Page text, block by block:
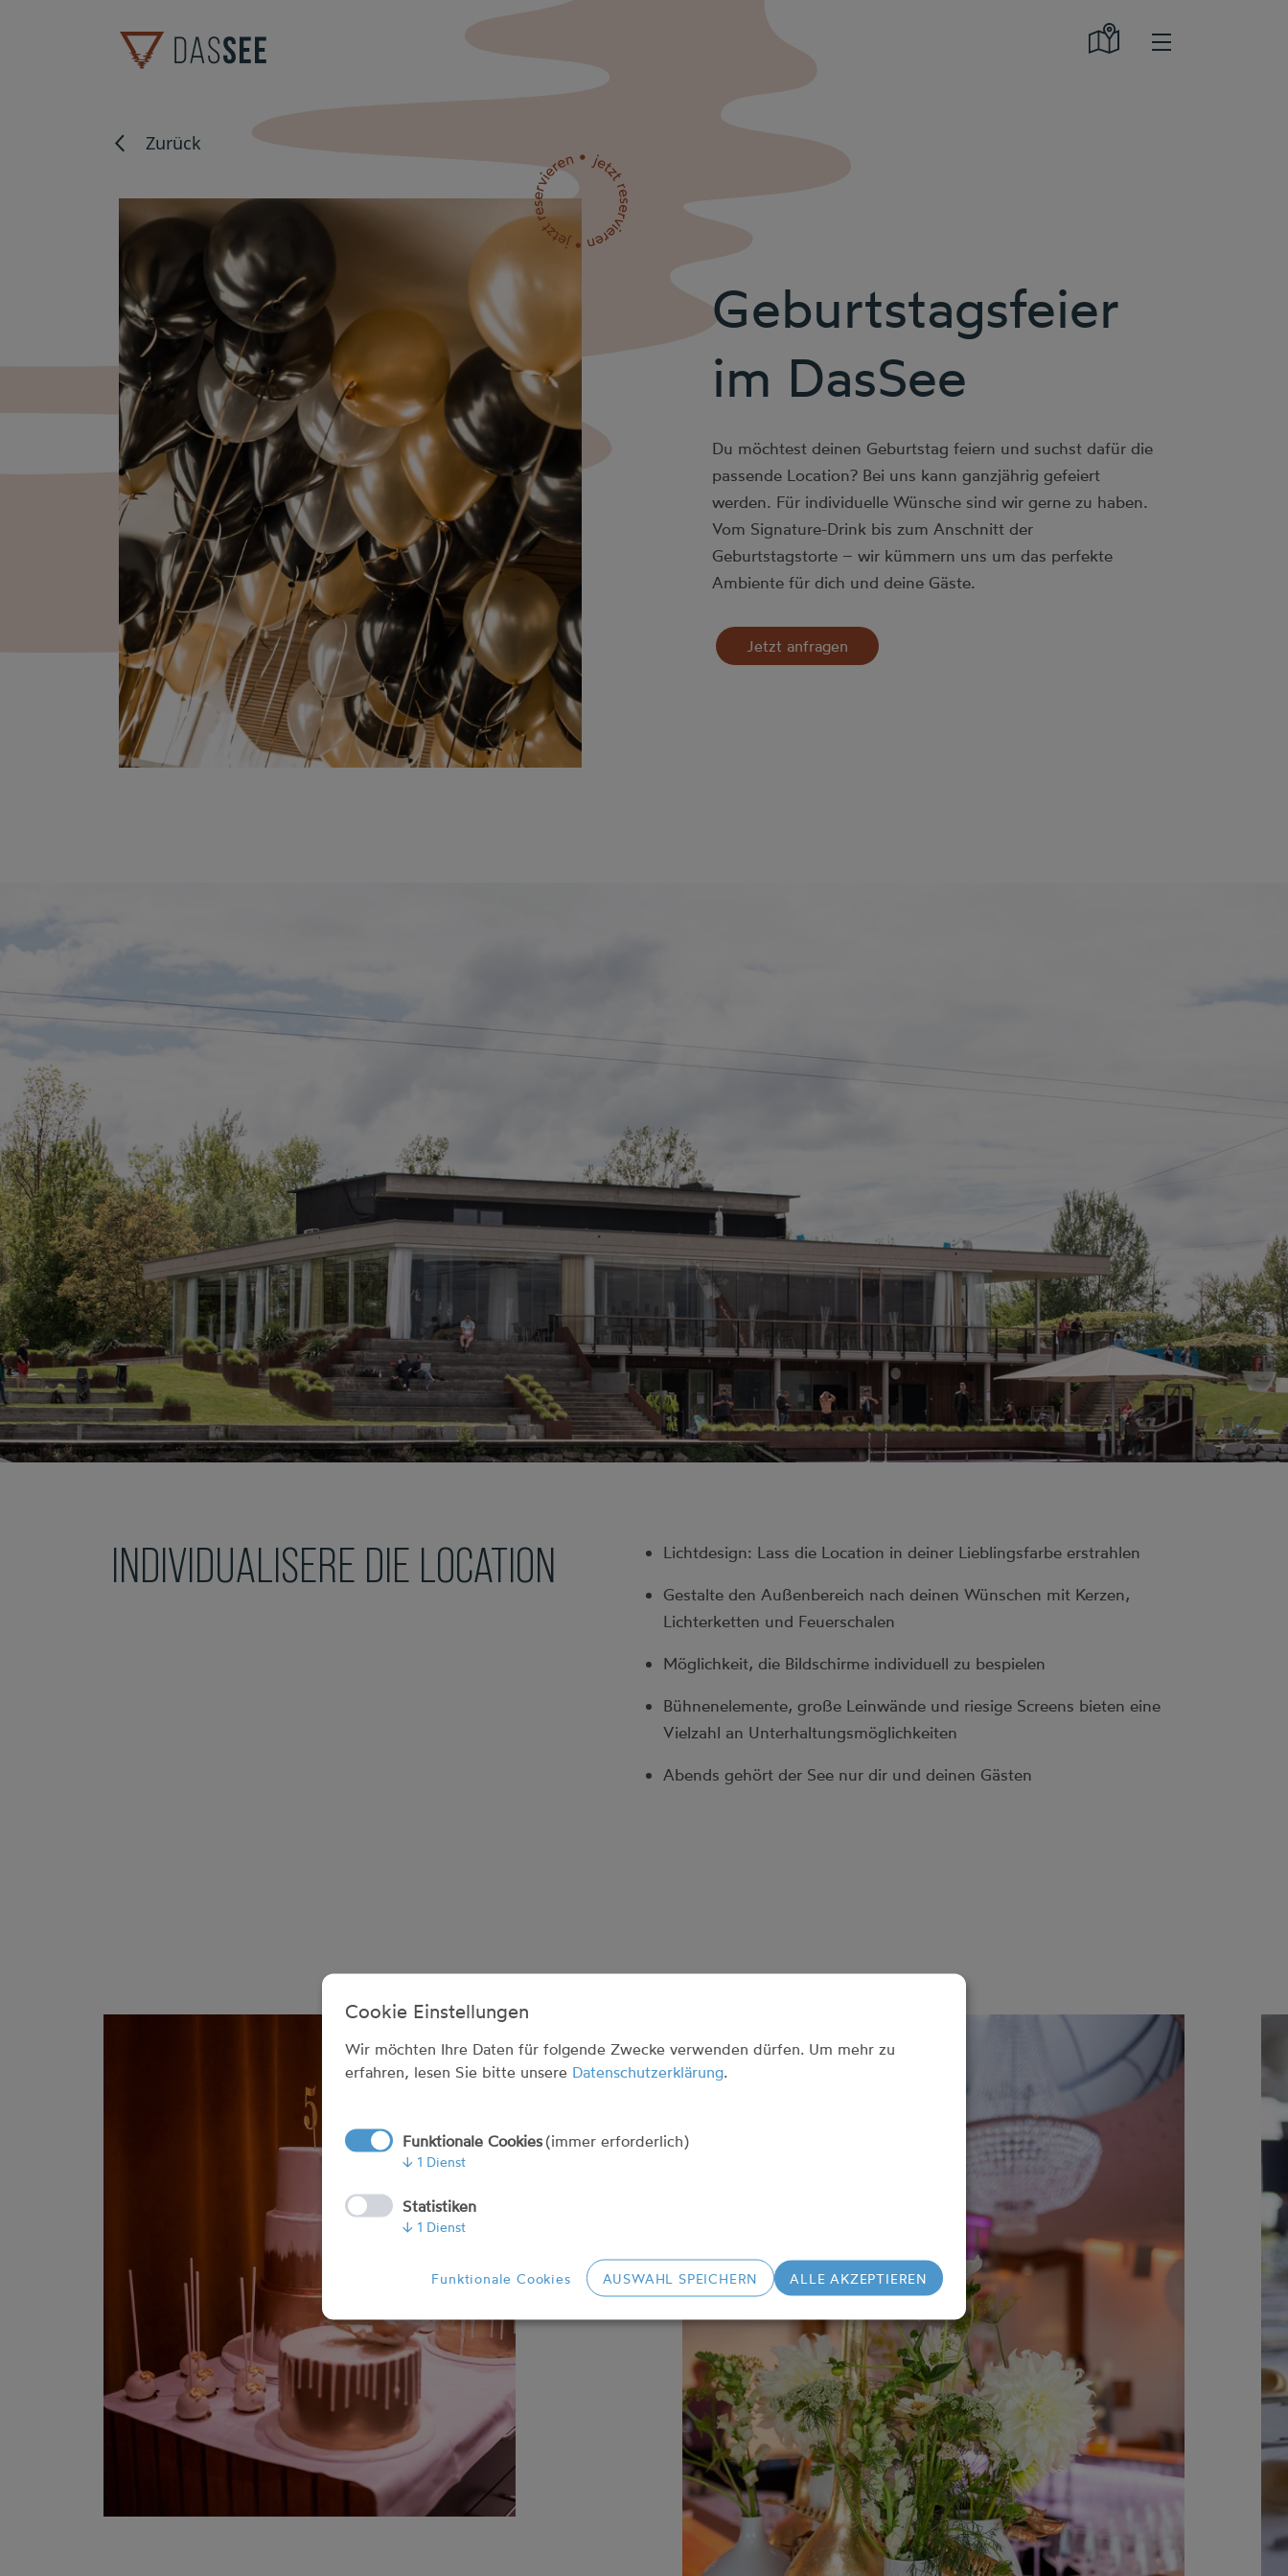
Zurück
Geburtstagsfeier
im DasSee
Du möchtest deinen Geburtstag feiern und suchst dafür die
passende Location? Bei uns kann ganzjährig gefeiert
werden. Für individuelle Wünsche sind wir gerne zu haben.
Vom Signature-Drink bis zum Anschnitt der
Geburtstagstorte – wir kümmern uns um das perfekte
Ambiente für dich und deine Gäste.
Jetzt anfragen
INDIVIDUALISERE DIE LOCATION Lichtdesign: Lass die Location in deiner Lieblingsfarbe erstrahlen
Gestalte den Außenbereich nach deinen Wünschen mit Kerzen,
Lichterketten und Feuerschalen
Möglichkeit, die Bildschirme individuell zu bespielen
Bühnenelemente, große Leinwände und riesige Screens bieten eine
Vielzahl an Unterhaltungsmöglichkeiten
Abends gehört der See nur dir und deinen Gästen
Cookie Einstellungen
Wir möchten Ihre Daten für folgende Zwecke verwenden dürfen. Um mehr zu
erfahren, lesen Sie bitte unsere Datenschutzerklärung.
Funktionale Cookies (immer erforderlich)
↓ 1 Dienst
Statistiken
↓ 1 Dienst
Funktionale Cookies AUSWAHL SPEICHERN ALLE AKZEPTIEREN